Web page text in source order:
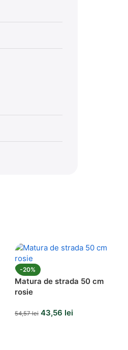
-20%
Matura de strada 50 cm
rosie
54,57lei 43,56 lei